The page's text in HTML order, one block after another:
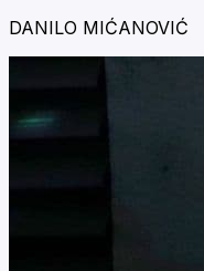
DANILO MIĆANOVIĆ